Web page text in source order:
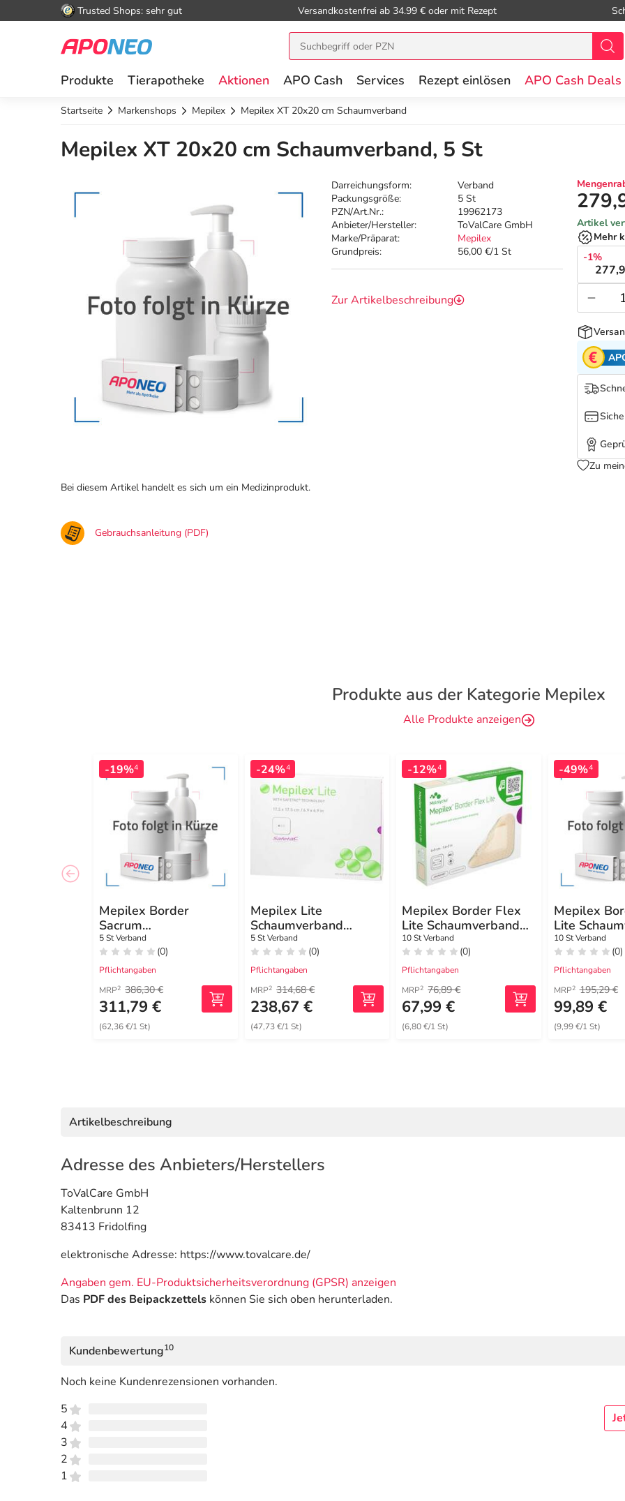
Trusted Shops: sehr gut Versandkostenfrei ab 34.99 € oder mit Rezept
Produkte Tierapotheke Aktionen APO Cash Services Rezept einlösen APO Cash Deals
Startseite Markenshops Mepilex Mepilex XT 20x20 cm Schaumverband
Mepilex XT 20x20 cm Schaumverband, 5 St
Darreichungsform:
Verband
Packungsgröße:
5 St
PZN/Art.Nr.:
19962173
Anbieter/Hersteller:
ToValCare GmbH
Marke/Präparat:
Mepilex
Grundpreis:
56,00 €/1 St
Zur Artikelbeschreibung
Artikel
Mehr
-1%
Zu
Bei diesem Artikel handelt es sich um ein Medizinprodukt.
Gebrauchsanleitung (PDF)
Produkte aus der Kategorie Mepilex
Alle Produkte anzeigen
-19%4
Mepilex Border
Sacrum
Schaumverband
16x20 cm steril
5 St Verband
(0)
Pflichtangaben
MRP2 386,30 €
311,79 €
(62,36 €/1 St)
-24%4
Mepilex Lite
Schaumverband
17,5x17,5cm steril
5 St Verband
(0)
Pflichtangaben
MRP2 314,68 €
238,67 €
(47,73 €/1 St)
-12%4
Mepilex Border Flex
Lite Schaumverband
4x5 cm
10 St Verband
(0)
Pflichtangaben
MRP2 76,89 €
67,99 €
(6,80 €/1 St)
-49%4
Mepilex
Lite
10x10 cm
10 St Verband
(0)
Pflichtangaben
MRP2 195,29 €
99,89 €
(9,99 €/1 St)
Artikelbeschreibung
Adresse des Anbieters/Herstellers
ToValCare GmbH
Kaltenbrunn 12
83413 Fridolfing
elektronische Adresse: https://www.tovalcare.de/
Angaben gem. EU-Produktsicherheitsverordnung (GPSR) anzeigen
Das PDF des Beipackzettels können Sie sich oben herunterladen.
Kundenbewertung10
Noch keine Kundenrezensionen vorhanden.
5
4
3
2
1